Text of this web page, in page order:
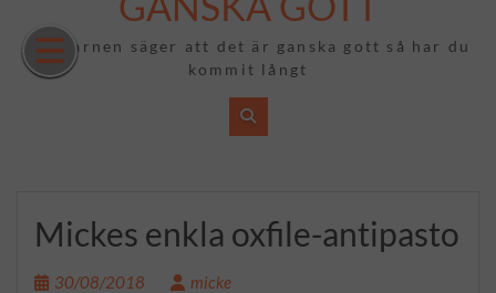
innehåll
Om barnen säger att det är ganska gott så har du
kommit långt
Mickes enkla oxfile-antipasto
30/08/2018 micke